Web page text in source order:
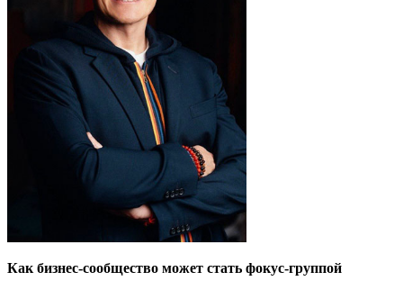
Как бизнес-сообщество может стать фокус-группой